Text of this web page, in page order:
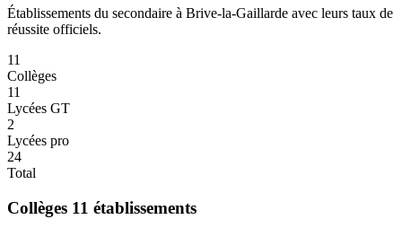
Établissements du secondaire à Brive-la-Gaillarde avec leurs taux de
réussite officiels.
11
Collèges
11
Lycées GT
2
Lycées pro
24
Total
Collèges 11 établissements